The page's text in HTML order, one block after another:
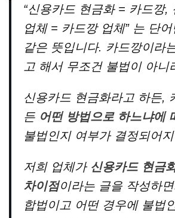
“신용카드 현금화 = 카드깡,
업체 = 카드깡 업체” 는 단
같은 뜻입니다. 카드깡이라
고 해서 무조건 불법이 아니
신용카드 현금화라고 하든,
든 어떤 방법으로 하느냐에
불법인지 여부가 결정되어
저희 업체가 신용카드 현금
차이점이라는 글을 작성하
합법이고 어떤 경우에 불법